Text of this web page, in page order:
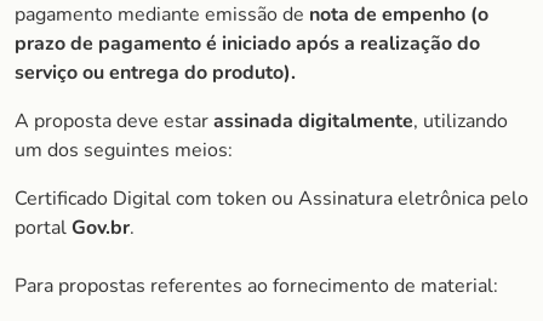
pagamento mediante emissão de nota de empenho (o
prazo de pagamento é iniciado após a realização do
serviço ou entrega do produto).
A proposta deve estarassinada digitalmente, utilizando
um dos seguintes meios:
Certificado Digital com token ou Assinatura eletrônica pelo
portalGov.br.
Para propostas referentes ao fornecimento de material: